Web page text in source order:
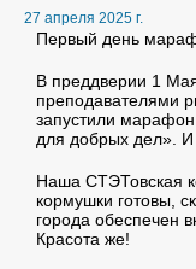
27 апреля 2025 г.
Первый день
В преддверии 1
преподавателями
запустили
для добрых дел».
Наша СТЭТовская
кормушки готовы,
города обеспечен
Красота же!